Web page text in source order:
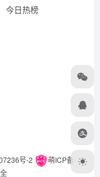
今日热榜
号-2
萌ICP备